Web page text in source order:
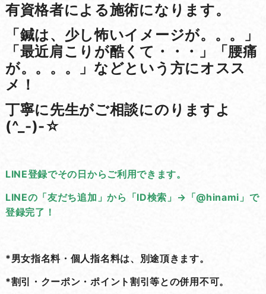
有資格者による施術になります。
「鍼は、少し怖いイメージが。。。」
「最近肩こりが酷くて・・・」「腰痛
が。。。。」などという方にオスス
メ！
丁寧に先生がご相談にのりますよ
(^_-)-☆
LINE登録でその日からご利用できます。
LINEの「友だち追加」から「ID検索」→「@hinami」で
登録完了！
*男女指名料・個人指名料は、別途頂きます。
*割引・クーポン・ポイント割引等との併用不可。